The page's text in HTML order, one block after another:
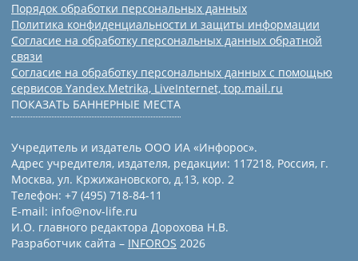
Порядок обработки персональных данных
Политика конфиденциальности и защиты информации
Согласие на обработку персональных данных обратной
связи
Согласие на обработку персональных данных с помощью
сервисов Yandex.Metrika, LiveInternet, top.mail.ru
ПОКАЗАТЬ БАННЕРНЫЕ МЕСТА
Учредитель и издатель ООО ИА «Инфорос».
Адрес учредителя, издателя, редакции: 117218, Россия, г.
Москва, ул. Кржижановского, д.13, кор. 2
Телефон: +7 (495) 718-84-11
E-mail: info@nov-life.ru
И.О. главного редактора Дорохова Н.В.
Разработчик сайта – INFOROS 2026